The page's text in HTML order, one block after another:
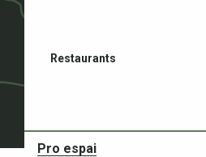
Restaurants
Pro espai